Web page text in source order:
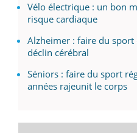
Vélo électrique : un bon
risque cardiaque
Alzheimer : faire du
déclin cérébral
Séniors : faire du sport
années rajeunit le corps